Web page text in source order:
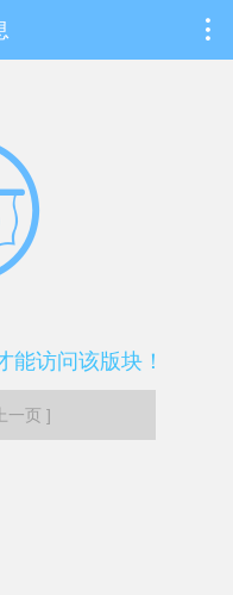
能访问该版块！
一页 ]